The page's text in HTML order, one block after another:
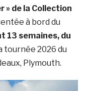
» de la Collection
à bord du
13 semaines, du
tournée 2026 du
Plymouth.